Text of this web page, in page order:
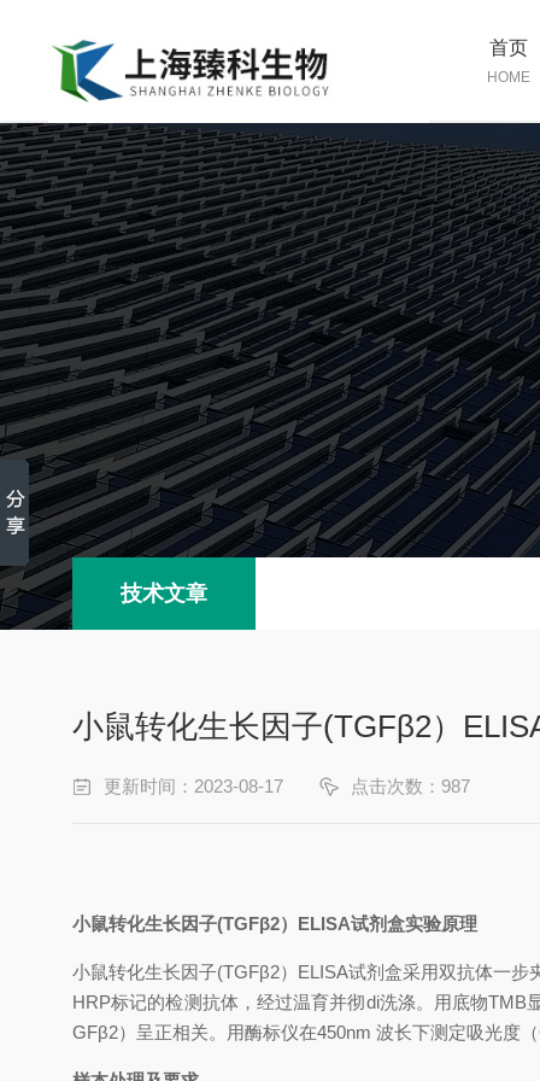
首页
HOME
技术文章
小鼠转化生长因子(TGFβ2）
更新时间：2023-08-17 点击次数：987
小鼠转化生长因子(TGFβ2） ELISA试剂盒实验原理
小鼠转化生长因子(TGFβ2） ELISA试剂盒采用双抗体一步
HRP标记的检测抗体，经过温育并彻di洗涤。用底物TMB
GFβ2） 呈正相关。用酶标仪在450nm 波长下测定吸光度